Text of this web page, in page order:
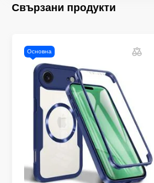
излишно увеличаване на обема
минимизират предаването на
на телефона от механични
Без компромиси:Никакви
функционални повреди –
внимание към детайла и
Свързани продукти
Основна